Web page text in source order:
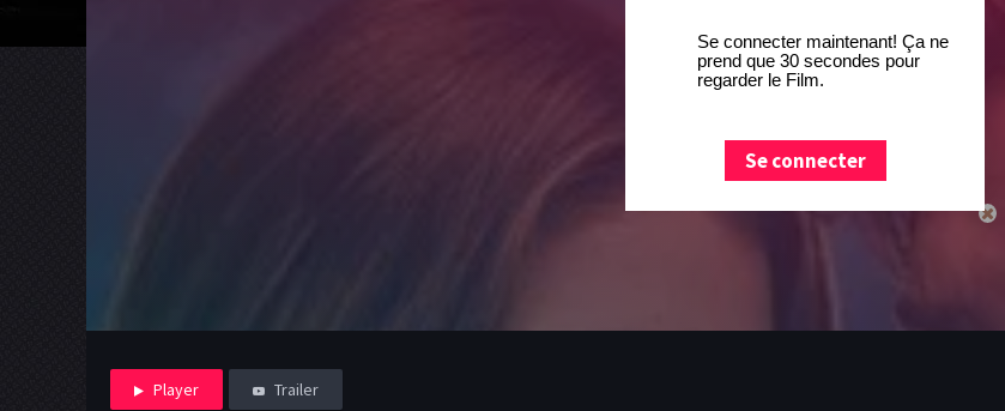
Se connecter maintenant! Ça ne
prend que 30 secondes pour
regarder le Film.
Se connecter
Player Trailer